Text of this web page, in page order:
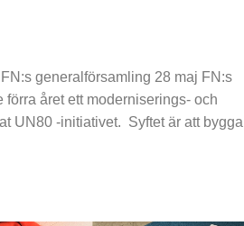
generalförsamling 28 maj FN:s
året ett moderniserings- och
UN80 -initiativet. Syftet är att